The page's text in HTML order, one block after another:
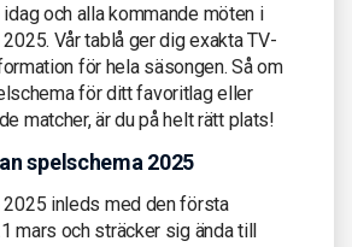
och alla kommande möten i
Vår tablå ger dig exakta TV-
för hela säsongen. Så om
för ditt favoritlag eller
matcher, är du på helt rätt plats!
spelschema 2025
2025 inleds med den första
mars och sträcker sig ända till